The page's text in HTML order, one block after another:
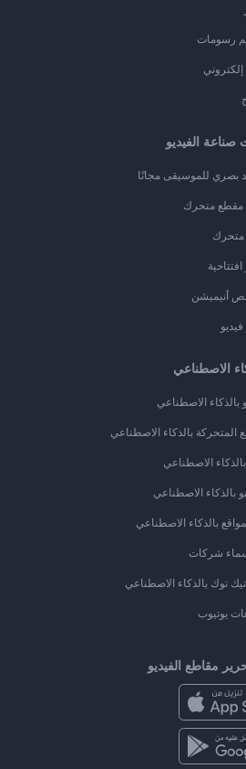
رسومات
صناعة الفيديو
بصري للموسيقى مجانًا
مقطع متحرك
متحرك
أنيميشن
الاصطناعي
بالذكاء الاصطناعي
المتحركة بالذكاء الاصطناعي
الاصطناعي
بالذكاء الاصطناعي
بالذكاء الاصطناعي
شركات
توك بالذكاء الاصطناعي
يوتيوب
مقاطع الفيديو